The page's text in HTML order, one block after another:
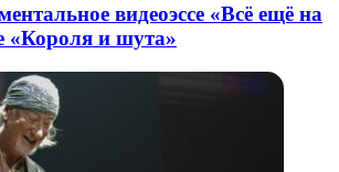
видеоэссе «Всё ещё на
«Короля и шута»